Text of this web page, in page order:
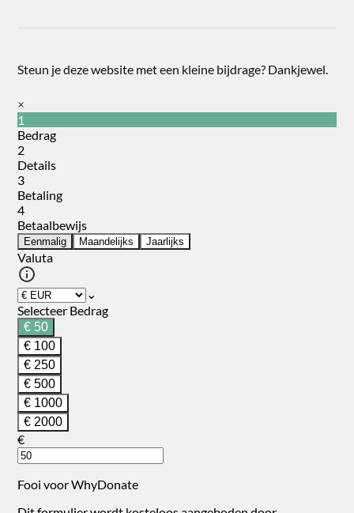
Steun je deze website met een kleine bijdrage? Dankjewel.